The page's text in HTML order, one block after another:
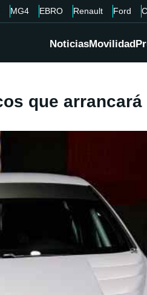
MG4 EBRO Renault Ford
NoticiasMovilidad
que arrancará